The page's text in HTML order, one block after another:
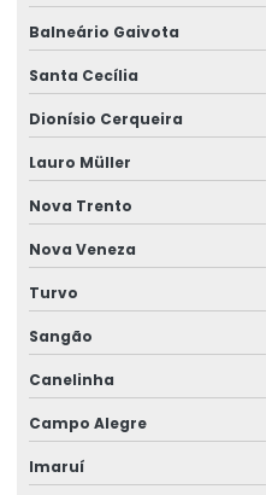
Análise imediata química
Análise de impactos ambientais
Análise laboratorial
Análise laboratorial água
Análise laboratorial certificada
Análise de leite
Balneário Gaivota
Santa Cecília
Dionísio Cerqueira
Lauro Müller
Nova Trento
Nova Veneza
Turvo
Sangão
Canelinha
Campo Alegre
Imaruí